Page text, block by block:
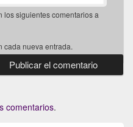
los siguientes comentarios a
cada nueva entrada.
comentarios.